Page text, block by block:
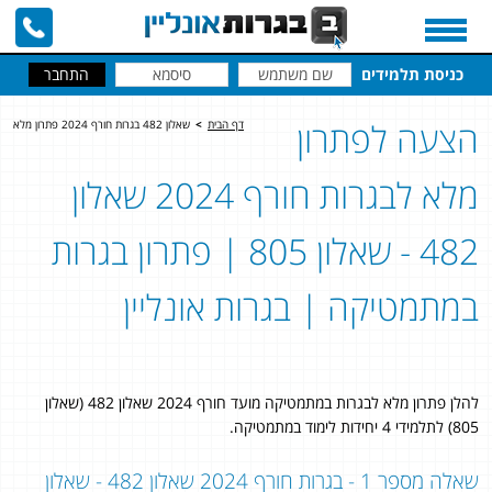
כניסת תלמידים
דף הבית > שאלון 482 בגרות חורף 2024 פתרון מלא
הצעה לפתרון
מלא לבגרות חורף 2024 שאלון
482 - שאלון 805 | פתרון בגרות
במתמטיקה | בגרות אונליין
להלן פתרון מלא לבגרות במתמטיקה מועד חורף 2024 שאלון 482 (שאלון
805) לתלמידי 4 יחידות לימוד במתמטיקה.
שאלה מספר 1 - בגרות חורף 2024 שאלון 482 - שאלון